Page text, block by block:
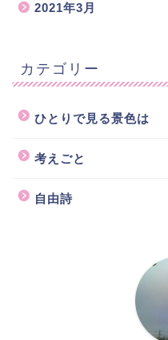
2021年3月
カテゴリー
ひとりで見る景色は
考えごと
自由詩